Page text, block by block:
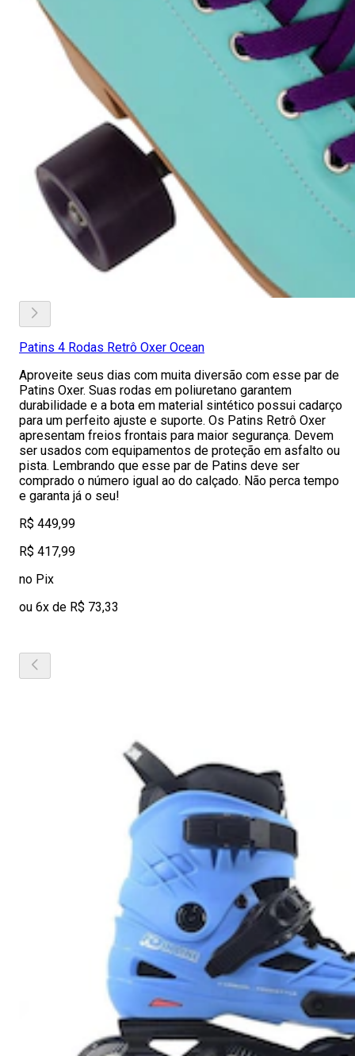
Patins 4 Rodas Retrô Oxer Ocean
Aproveite seus dias com muita diversão com esse par de
Patins Oxer. Suas rodas em poliuretano garantem
durabilidade e a bota em material sintético possui cadarço
para um perfeito ajuste e suporte. Os Patins Retrô Oxer
apresentam freios frontais para maior segurança. Devem
ser usados com equipamentos de proteção em asfalto ou
pista. Lembrando que esse par de Patins deve ser
comprado o número igual ao do calçado. Não perca tempo
e garanta já o seu!
R$ 449,99
R$ 417,99
no Pix
ou 6x de R$ 73,33